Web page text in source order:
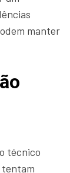
manter
técnico
tentam